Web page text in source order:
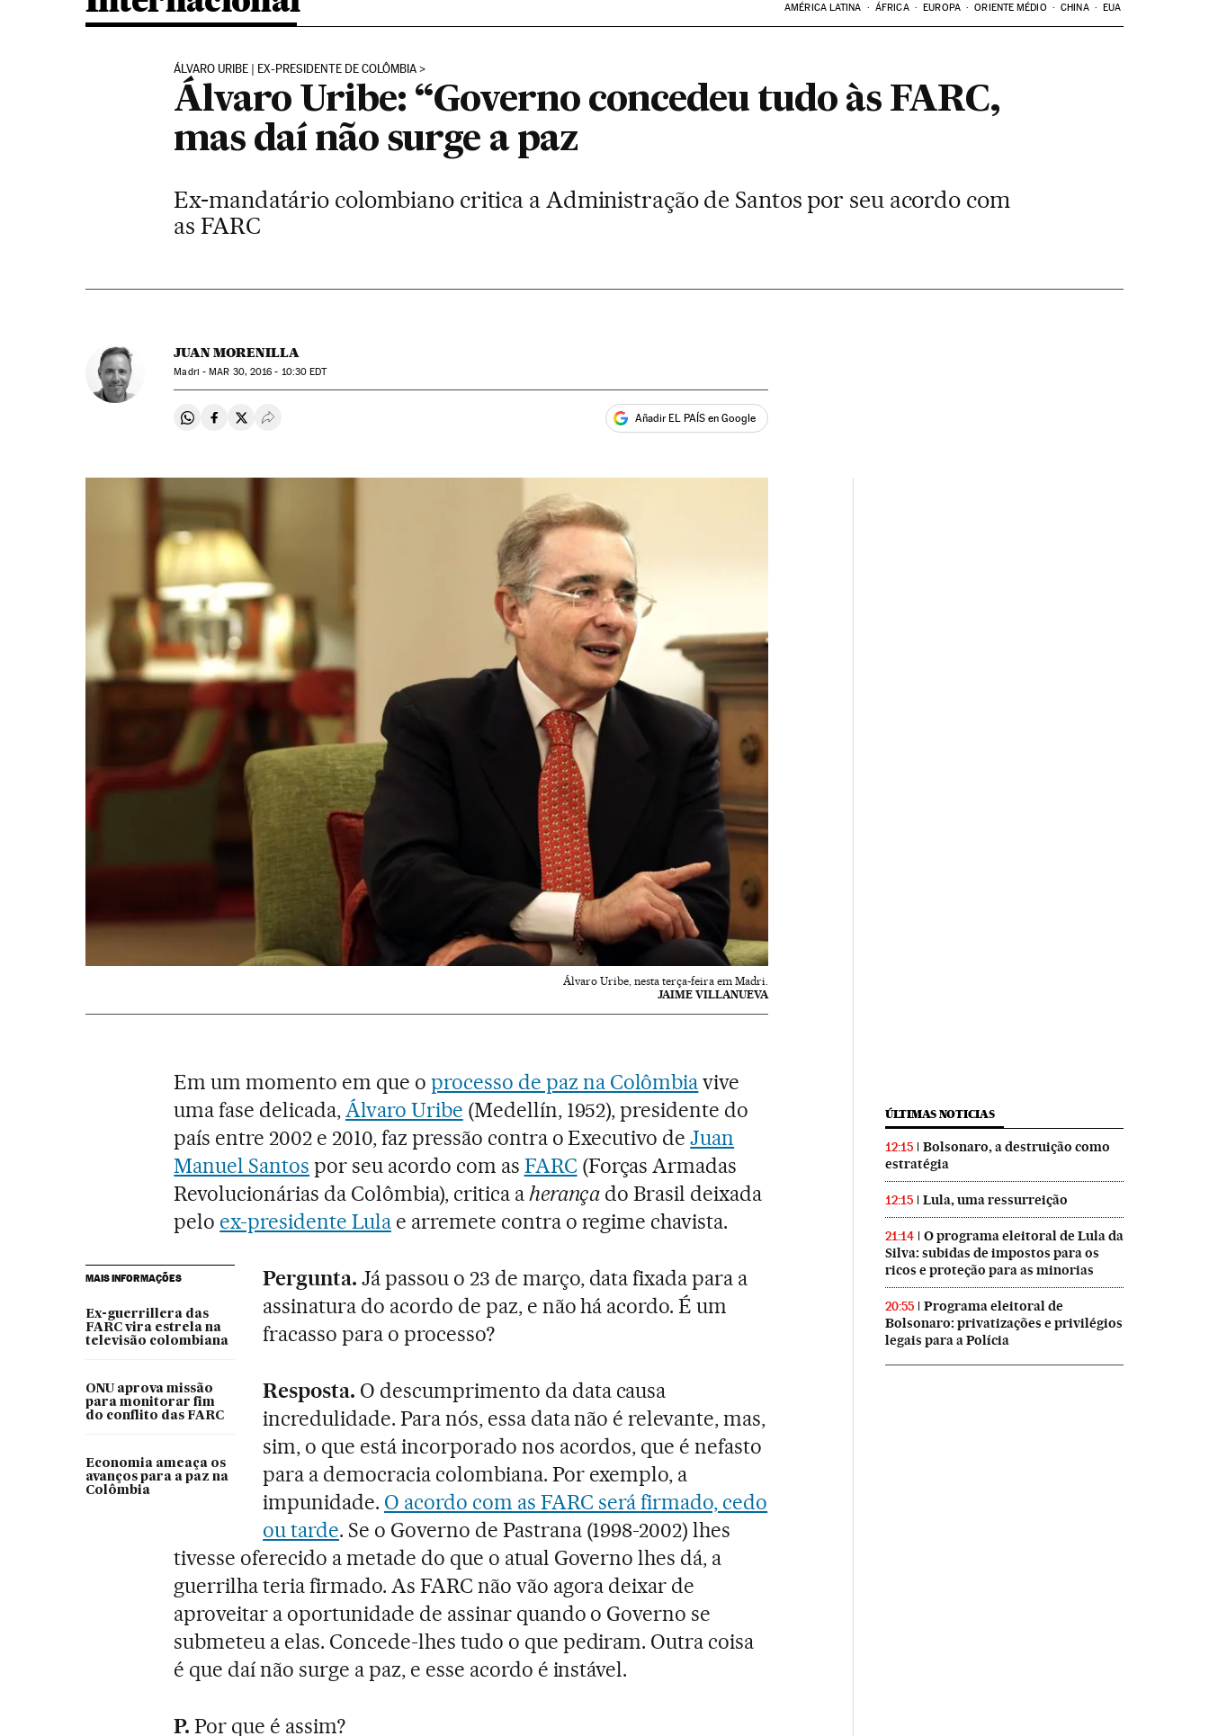
AMÉRICA LATINA ÁFRICA EUROPA ORIENTE MÉDIO CHINA EUA
ÁLVARO URIBE | EX-PRESIDENTE DE COLÔMBIA
Álvaro Uribe: “Governo concedeu tudo às FARC,
mas daí não surge a paz
Ex-mandatário colombiano critica a Administração de Santos por seu acordo com
as FARC
JUAN MORENILLA
Madri -MAR 30, 2016 - 10:30 EDT
Compartir en Whatsapp
Compartir en Facebook
Compartir en Twitter
Desplegar Redes Sociales Añadir EL PAÍS en Google
Álvaro Uribe, nesta terça-feira em Madri.
JAIME VILLANUEVA
Em um momento em que o processo de paz na Colômbiavive
uma fase delicada,Álvaro Uribe (Medellín, 1952), presidente do
país entre 2002 e 2010, faz pressão contra o Executivo deJuan
Manuel Santos por seu acordo com as FARC (Forças Armadas
Revolucionárias da Colômbia), critica aherança do Brasil deixada
pelo ex-presidente Lulae arremete contra o regime chavista.
MAIS INFORMAÇÕES
Ex-guerrillera das
FARC vira estrela na
televisão colombiana
ONU aprova missão
para monitorar fim
do conflito das FARC
Economia ameaça os
avanços para a paz na
Colômbia
Pergunta. Já passou o 23 de março, data fixada para a
assinatura do acordo de paz, e não há acordo. É um
fracasso para o processo?
Resposta. O descumprimento da data causa
incredulidade. Para nós, essa data não é relevante, mas,
sim, o que está incorporado nos acordos, que é nefasto
para a democracia colombiana. Por exemplo, a
impunidade. O acordo com as FARC será firmado, cedo
ou tarde. Se o Governo de Pastrana (1998-2002) lhes
tivesse oferecido a metade do que o atual Governo lhes dá, a
guerrilha teria firmado. As FARC não vão agora deixar de
aproveitar a oportunidade de assinar quando o Governo se
submeteu a elas. Concede-lhes tudo o que pediram. Outra coisa
é que daí não surge a paz, e esse acordo é instável.
P. Por que é assim?
ÚLTIMAS NOTICIAS
12:15
Bolsonaro, a destruição como
estratégia
12:15 Lula, uma ressurreição
21:14
O programa eleitoral de Lula da
Silva: subidas de impostos para os
ricos e proteção para as minorias
20:55
Programa eleitoral de
Bolsonaro: privatizações e privilégios
legais para a Polícia